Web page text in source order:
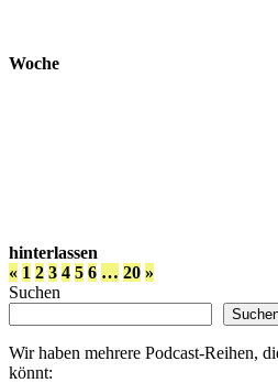
Woche
hinterlassen
Seitennummerierung
der
Beiträge
«Vorherige
Beiträge
1 2 3 4 5 6 … 20 Nächste
»
Suchen
Wir haben mehrere Podcast-Reihen,
könnt: